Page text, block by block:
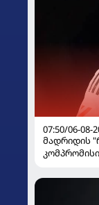
07:50/06-08-
მადრიდის